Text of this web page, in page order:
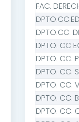
FAC.
DPTO.CC.
DPTO. CC
DPTO. CC.
DPTO. CC.
DPTO. CC.
DPTO. CC.
DPTO. CC.